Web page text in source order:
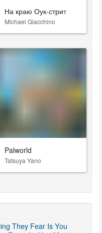
На краю Оук-стрит
Michael Giacchino
Palworld
Tatsuya Yano
They Fear Is You